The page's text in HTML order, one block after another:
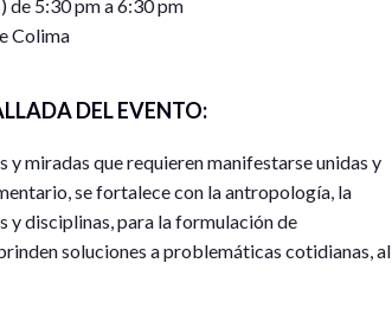
5:30 pm a 6:30 pm
Colima
DEL EVENTO:
miradas que requieren manifestarse unidas y
se fortalece con la antropología, la
y disciplinas, para la formulación de
soluciones a problemáticas cotidianas, al